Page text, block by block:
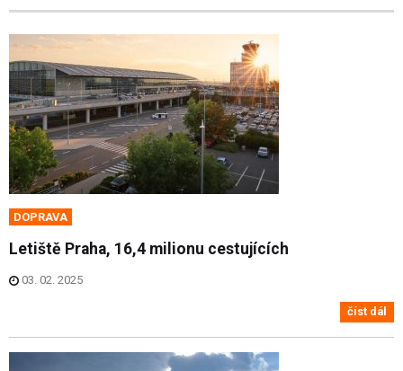
DOPRAVA
Letiště Praha, 16,4 milionu cestujících
03. 02. 2025
číst dál